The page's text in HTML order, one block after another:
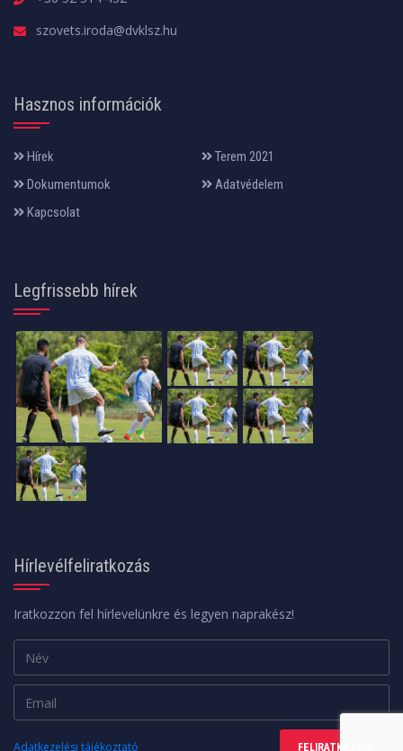
szovets.iroda@dvklsz.hu
Hasznos információk
Hírek
Terem 2021
Dokumentumok
Adatvédelem
Kapcsolat
Legfrissebb hírek
Hírlevélfeliratkozás
Iratkozzon fel hírlevelünkre és legyen naprakész!
Adatkezelési tájékoztató FELIRATKOZOM